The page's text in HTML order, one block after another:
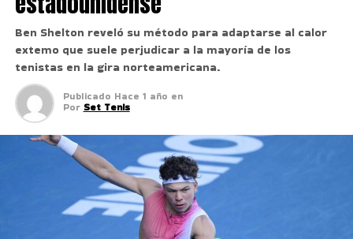
Ben Shelton reveló su método para adaptarse al calor
extemo que suele perjudicar a la mayoría de los
tenistas en la gira norteamericana.
Publicado Hace 1 año en
Por Set Tenis